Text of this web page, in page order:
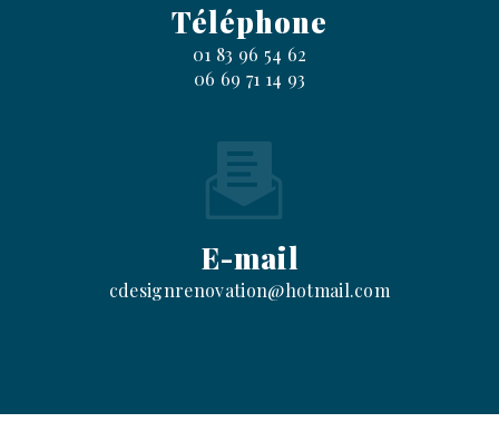
Téléphone
01 83 96 54 62
06 69 71 14 93
E-mail
cdesignrenovation@hotmail.com